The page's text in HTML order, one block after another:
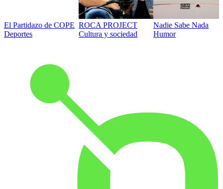
El Partidazo de COPE
Deportes
ROCA PROJECT
Cultura y sociedad
Nadie Sabe Nada
Humor